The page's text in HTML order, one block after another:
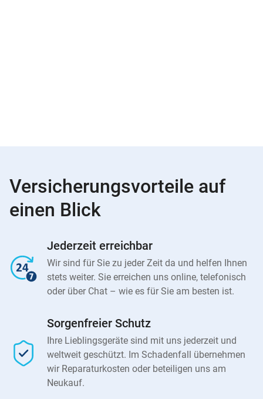
Versicherungsvorteile auf
einen Blick
Jederzeit erreichbar
Wir sind für Sie zu jeder Zeit da und helfen Ihnen
stets weiter. Sie erreichen uns online, telefonisch
oder über Chat – wie es für Sie am besten ist.
Sorgenfreier Schutz
Ihre Lieblingsgeräte sind mit uns jederzeit und
weltweit geschützt. Im Schadenfall übernehmen
wir Reparaturkosten oder beteiligen uns am
Neukauf.